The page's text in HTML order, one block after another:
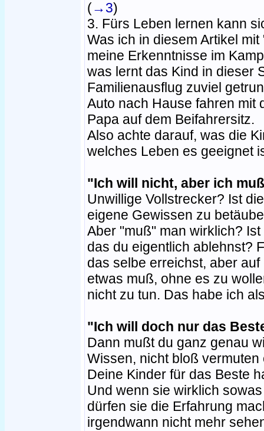
(→3)
3. Fürs Leben lernen kann
Was ich in diesem Artikel
meine Erkenntnisse im
was lernt das Kind in dieser
Familienausflug zuviel
Auto nach Hause fahren mit
Papa auf dem Beifahrersitz.
Also achte darauf, was die
welches Leben es geeignet
"Ich will nicht, aber ich
Unwillige Vollstrecker? Ist
eigene Gewissen zu
Aber "muß" man wirklich?
das du eigentlich ablehnst?
das selbe erreichst, aber
etwas muß, ohne es zu
nicht zu tun. Das habe ich
"Ich will doch nur das
Dann mußt du ganz genau
Wissen, nicht bloß
Deine Kinder für das Beste
Und wenn sie wirklich
dürfen sie die Erfahrung
irgendwann nicht mehr